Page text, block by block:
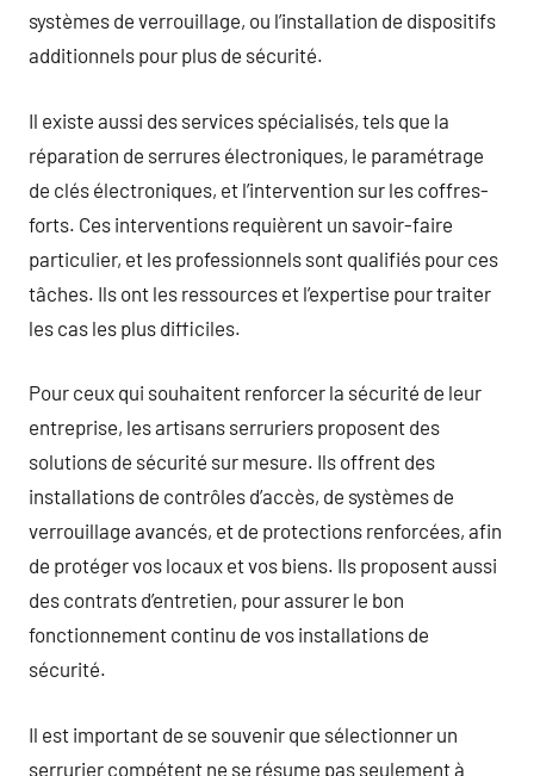
systèmes de verrouillage, ou l’installation de dispositifs
additionnels pour plus de sécurité.
Il existe aussi des services spécialisés, tels que la
réparation de serrures électroniques, le paramétrage
de clés électroniques, et l’intervention sur les coffres-
forts. Ces interventions requièrent un savoir-faire
particulier, et les professionnels sont qualifiés pour ces
tâches. Ils ont les ressources et l’expertise pour traiter
les cas les plus difficiles.
Pour ceux qui souhaitent renforcer la sécurité de leur
entreprise, les artisans serruriers proposent des
solutions de sécurité sur mesure. Ils offrent des
installations de contrôles d’accès, de systèmes de
verrouillage avancés, et de protections renforcées, afin
de protéger vos locaux et vos biens. Ils proposent aussi
des contrats d’entretien, pour assurer le bon
fonctionnement continu de vos installations de
sécurité.
Il est important de se souvenir que sélectionner un
serrurier compétent ne se résume pas seulement à